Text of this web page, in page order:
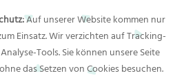
oder Hersteller bereitgestellt. Das
kann von den Bildern abweichen.
Auf unserer Website kommen nur
Einsatz. Wir verzichten auf Tracking-
Tools. Sie können unsere Seite
das Setzen von Cookies besuchen.